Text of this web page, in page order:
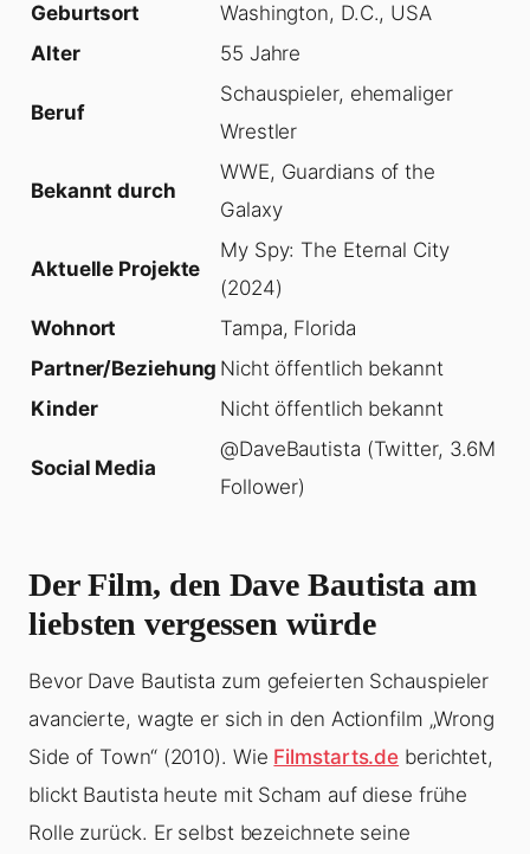
Geburtsort
Washington, D.C., USA
Alter
55 Jahre
Beruf
Schauspieler, ehemaliger
Wrestler
Bekannt durch
WWE, Guardians of the
Galaxy
Aktuelle Projekte
My Spy: The Eternal City
(2024)
Wohnort
Tampa, Florida
Partner/Beziehung Nicht öffentlich bekannt
Kinder
Nicht öffentlich bekannt
Social Media
@DaveBautista (Twitter, 3.6M
Follower)
Der Film, den Dave Bautista am
liebsten vergessen würde
Bevor Dave Bautista zum gefeierten Schauspieler
avancierte, wagte er sich in den Actionfilm „Wrong
Side of Town“ (2010). Wie Filmstarts.de berichtet,
blickt Bautista heute mit Scham auf diese frühe
Rolle zurück. Er selbst bezeichnete seine